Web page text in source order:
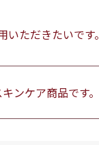
ただきたいです。
ンケア商品です。